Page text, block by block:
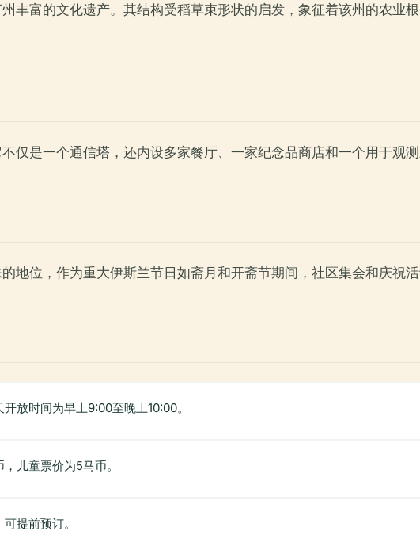
丰富的文化遗产。其结构受稻草束形状的启发，象征着该州的农业
仅是一个通信塔，还内设多家餐厅、一家纪念品商店和一个用于观
地位，作为重大伊斯兰节日如斋月和开斋节期间，社区集会和庆祝活
开放时间为早上9:00至晚上10:00。
儿童票价为5马币。
提前预订。